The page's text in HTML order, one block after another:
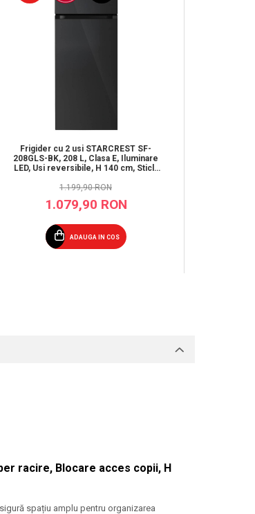
Frigider cu 2 usi STARCREST SF-
208GLS-BK, 208 L, Clasa E, Iluminare
LED, Usi reversibile, H 140 cm, Sticla
1.199,90 RON
1.079,90 RON
ADAUGA IN COS
racire, Blocare acces copii, H
spațiu amplu pentru organizarea